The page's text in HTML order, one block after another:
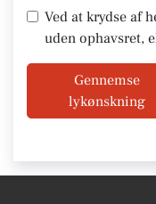
Ved at krydse af
uden ophavsret,
Gennemse
lykønskning